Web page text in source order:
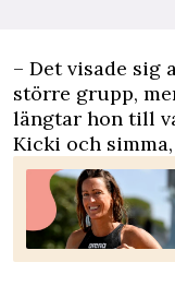
– Det visade sig
större grupp,
längtar hon till
Kicki och